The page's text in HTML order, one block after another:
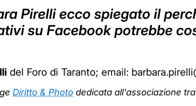
Pirelli ecco spiegato il
su Facebook potrebbe
del Foro di Taranto; email:
Diritto & Photo dedicata all'associazione